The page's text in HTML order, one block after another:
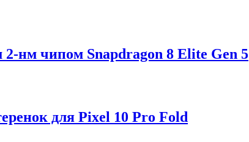
нм чипом Snapdragon 8 Elite Gen 5
для Pixel 10 Pro Fold